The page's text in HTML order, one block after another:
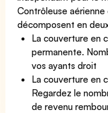
Contrôleuse aérienne
décomposent en
La couverture en
permanente.
vos ayants droit
La couverture en
Regardez le
de revenu